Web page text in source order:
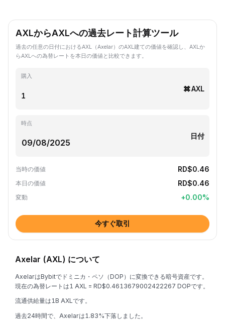
AXLからAXLへの過去レート計算ツール
過去の任意の日付におけるAXL（Axelar）のAXL建ての価値を確認し、AXLか
らAXLへの為替レートを本日の価値と比較できます。
購入
AXL
時点
日付
当時の価値 RD$0.46
本日の価値 RD$0.46
変動 +0.00%
今すぐ取引
Axelar (AXL) について
AxelarはBybitでドミニカ・ペソ（DOP）に変換できる暗号資産です。
現在の為替レートは1 AXL = RD$0.4613679002422267 DOPです。
流通供給量は1B AXLです。
過去24時間で、Axelarは1.83%下落しました。